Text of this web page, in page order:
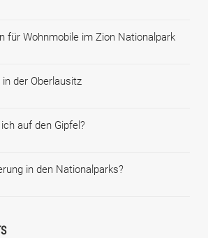
für Wohnmobile im Zion Nationalpark
der Oberlausitz
auf den Gipfel?
in den Nationalparks?